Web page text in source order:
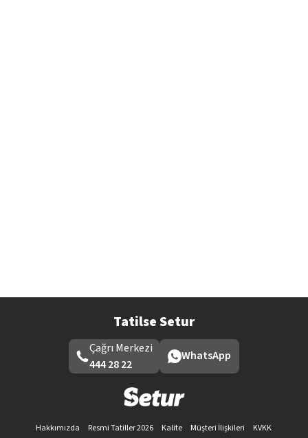
Tatilse Setur
Çağrı Merkezi
444 28 22
WhatsApp
Hakkımızda Resmi Tatiller 2026 Kalite Müşteri İlişkileri
KVKK